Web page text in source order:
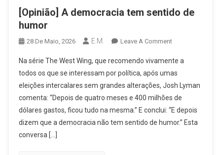
[Opinião] A democracia tem sentido de
humor
28 De Maio, 2026 E.M. Leave A CommentOn
A
Democracia
Tem
Sentido
De
Humor
Na série The West Wing, que recomendo vivamente a
todos os que se interessam por política, após umas
eleições intercalares sem grandes alterações, Josh Lyman
comenta: “Depois de quatro meses e 400 milhões de
dólares gastos, ficou tudo na mesma.” E conclui: “E depois
dizem que a democracia não tem sentido de humor.” Esta
conversa […]